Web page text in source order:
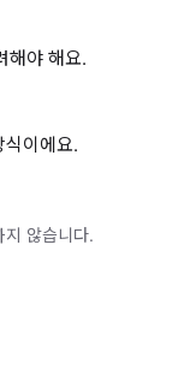
해야 해요.
이에요.
않습니다.